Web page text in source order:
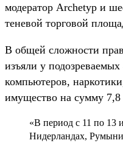
модератор Archetyp и
теневой торговой
В общей сложности
изъяли у
компьютеров,
имущество на сумму 7,8
«В период с 11 по 13
Нидерландах,